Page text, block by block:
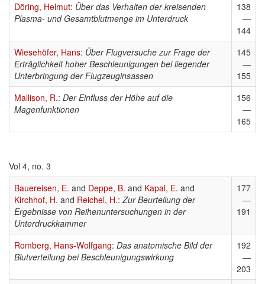
Döring, Helmut: Über das Verhalten der kreisenden
Plasma- und Gesamtblutmenge im Unterdruck
138
—
144
Wiesehöfer, Hans: Über Flugversuche zur Frage der
Erträglichkeit hoher Beschleunigungen bei liegender
Unterbringung der Flugzeuginsassen
145
—
155
Mallison, R.: Der Einfluss der Höhe auf die
Magenfunktionen
156
—
165
Vol 4, no. 3
Bauereisen, E. and Deppe, B. and Kapal, E. and
Kirchhof, H. and Reichel, H.:Zur Beurteilung der
Ergebnisse von Reihenuntersuchungen in der
Unterdruckkammer
177
—
191
Romberg, Hans-Wolfgang: Das anatomische Bild der
Blutverteilung bei Beschleunigungswirkung
192
—
203